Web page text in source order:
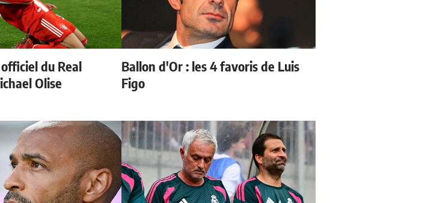
du Real
Olise
Ballon d'Or : les 4 favoris de Luis
Figo